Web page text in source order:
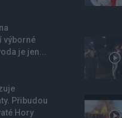
výborné
je jen...
Přibudou
Hory